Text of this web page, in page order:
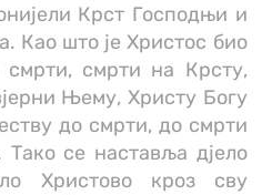
Крст Господњи и
Као што је Христос био
смрти на Крсту,
Њему, Христу Богу
до смрти, до смрти
се наставља дјело
Христово кроз сву